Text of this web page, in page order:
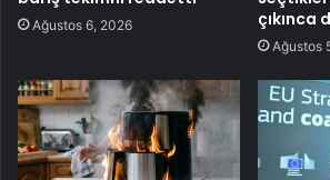
Ağustos 6, 2026
çıkınca
Ağustos